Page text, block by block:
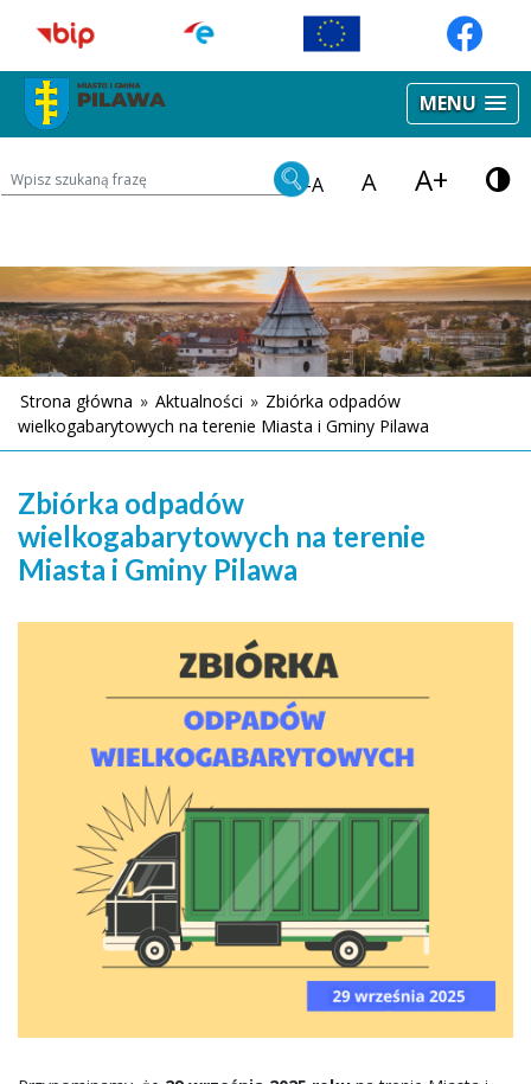
MENU
Wyszukiwarka treści na stronie -A A A+
Strona główna » Aktualności » Zbiórka odpadów
wielkogabarytowych na terenie Miasta i Gminy Pilawa
Zbiórka odpadów
wielkogabarytowych na terenie
Miasta i Gminy Pilawa